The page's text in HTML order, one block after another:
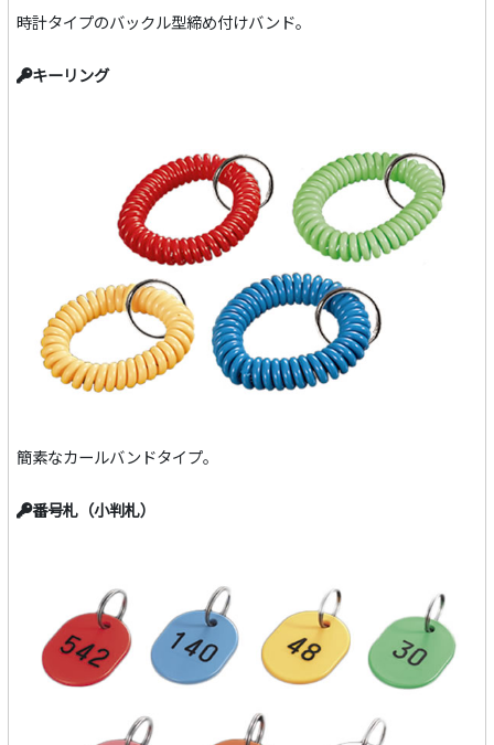
時計タイプのバックル型締め付けバンド。
キーリング
簡素なカールバンドタイプ。
番号札（小判札）